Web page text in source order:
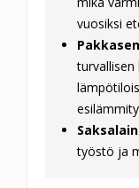
vuosiksi
turvallisen
työstö ja